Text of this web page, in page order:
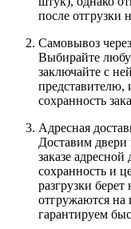
после отгрузки
Самовывоз
Выбирайте
заключайте с
представителю,
сохранность
Адресная
Доставим
заказе адресной
сохранность и
разгрузки
отгружаются
гарантируем